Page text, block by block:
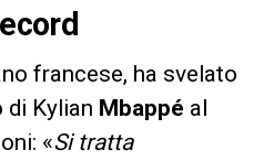
francese, ha svelato
Kylian Mbappé al
«Si tratta